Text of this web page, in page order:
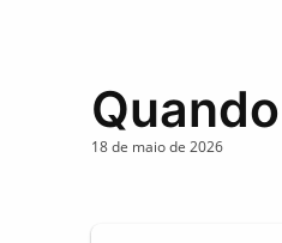
18 de maio de 2026